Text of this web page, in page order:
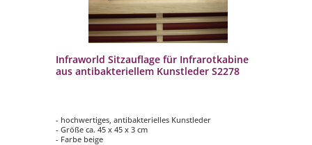
Infraworld Sitzauflage für Infrarotkabine
aus antibakteriellem Kunstleder S2278
- hochwertiges, antibakterielles Kunstleder
- Größe ca. 45 x 45 x 3 cm
- Farbe beige